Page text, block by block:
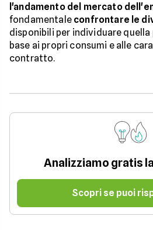
l'andamento del mercato
fondamentale confrontare le
disponibili per individuare quella
base ai propri consumi e alle
contratto.
Analizziamo gratis
Scopri se puoi